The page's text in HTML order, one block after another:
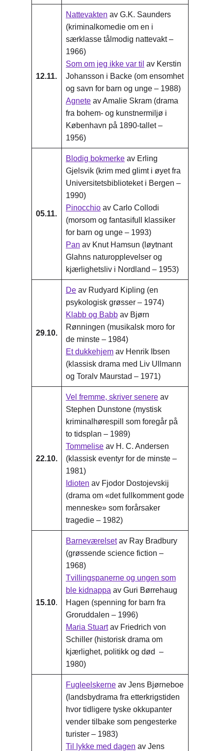
12.11.
Nattevakten av G.K. Saunders
(kriminalkomedie om en i
særklasse tålmodig nattevakt –
1966)
Som om jeg ikke var til av Kerstin
Johansson i Backe (om ensomhet
og savn for barn og unge – 1988)
Agnete av Amalie Skram (drama
fra bohem- og kunstnermiljø i
København på 1890-tallet –
1956)
05.11.
Blodig bokmerke av Erling
Gjelsvik (krim med glimt i øyet fra
Universitetsbiblioteket i Bergen –
1990)
Pinocchio av Carlo Collodi
(morsom og fantasifull klassiker
for barn og unge – 1993)
Pan av Knut Hamsun (løytnant
Glahns naturopplevelser og
kjærlighetsliv i Nordland – 1953)
29.10.
De av Rudyard Kipling (en
psykologisk grøsser – 1974)
Klabb og Babb av Bjørn
Rønningen (musikalsk moro for
de minste – 1984)
Et dukkehjem av Henrik Ibsen
(klassisk drama med Liv Ullmann
og Toralv Maurstad – 1971)
22.10.
Vel fremme, skriver senere av
Stephen Dunstone (mystisk
kriminalhørespill som foregår på
to tidsplan – 1989)
Tommelise av H. C. Andersen
(klassisk eventyr for de minste –
1981)
Idioten av Fjodor Dostojevskij
(drama om «det fullkomment gode
menneske» som forårsaker
tragedie – 1982)
15.10.
Barneværelsetav Ray Bradbury
(grøssende science fiction –
1968)
Tvillingspanerne og ungen som
ble kidnappa av Guri Børrehaug
Hagen (spenning for barn fra
Groruddalen – 1996)
Maria Stuartav Friedrich von
Schiller (historisk drama om
kjærlighet, politikk og død –
1980)
Fugleelskerne av Jens Bjørneboe
(landsbydrama fra etterkrigstiden
hvor tidligere tyske okkupanter
vender tilbake som pengesterke
turister – 1983)
Til lykke med dagen av Jens